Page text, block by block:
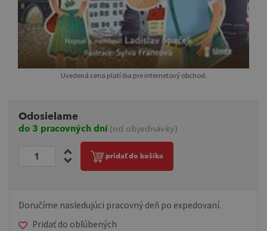
Uvedená cena platí iba pre internetový obchod.
Odosielame
do 3 pracovných dní (od objednávky)
pridať do košíka
Doručíme nasledujúci pracovný deň po expedovaní.
Pridať do obľúbených